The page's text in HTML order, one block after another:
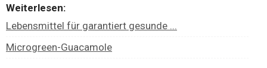
Weiterlesen:
Lebensmittel für garantiert gesunde ...
Microgreen-Guacamole